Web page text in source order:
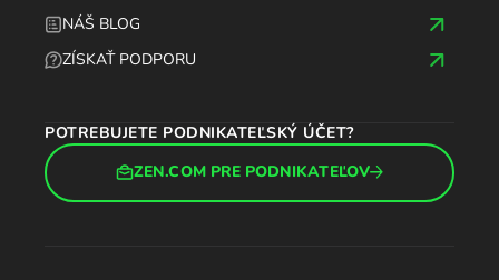
NÁŠ BLOG
ZÍSKAŤ PODPORU
POTREBUJETE PODNIKATEĽSKÝ ÚČET?
ZEN.COM PRE PODNIKATEĽOV